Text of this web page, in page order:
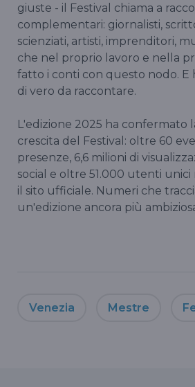
giuste - il Festival chiama a
complementari: giornalisti,
scienziati, artisti, imprenditori,
che nel proprio lavoro e nella
fatto i conti con questo nodo. E
di vero da raccontare.
L'edizione 2025 ha confermato
crescita del Festival: oltre 60
presenze, 6,6 milioni di
social e oltre 51.000 utenti
il sito ufficiale. Numeri che
un'edizione ancora più
Venezia Mestre